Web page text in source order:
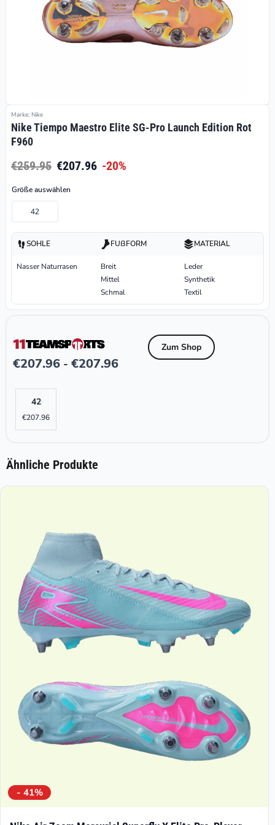
Marke: Nike
Nike Tiempo Maestro Elite SG-Pro Launch Edition Rot
F960
€259.95 €207.96 -20%
Größe auswählen
42
SOHLE
Nasser Naturrasen
FUßFORM
Breit
Mittel
Schmal
MATERIAL
Leder
Synthetik
Textil
€207.96 - €207.96
Zum Shop
42
€207.96
Ähnliche Produkte
- 41%